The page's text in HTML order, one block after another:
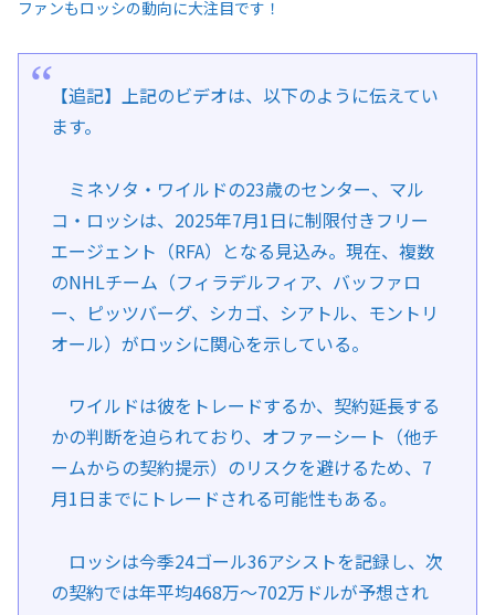
ファンもロッシの動向に大注目です！
【追記】上記のビデオは、以下のように伝えてい
ます。
ミネソタ・ワイルドの23歳のセンター、マル
コ・ロッシは、2025年7月1日に制限付きフリー
エージェント（RFA）となる見込み。現在、複数
のNHLチーム（フィラデルフィア、バッファロ
ー、ピッツバーグ、シカゴ、シアトル、モントリ
オール）がロッシに関心を示している。
ワイルドは彼をトレードするか、契約延長する
かの判断を迫られており、オファーシート（他チ
ームからの契約提示）のリスクを避けるため、7
月1日までにトレードされる可能性もある。
ロッシは今季24ゴール36アシストを記録し、次
の契約では年平均468万〜702万ドルが予想され